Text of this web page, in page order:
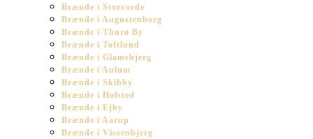
Brænde i Storvorde
Brænde i Augustenborg
Brænde i Thurø By
Brænde i Toftlund
Brænde i Glamsbjerg
Brænde i Aulum
Brænde i Skibby
Brænde i Holsted
Brænde i Ejby
Brænde i Aarup
Brænde i Vissenbjerg